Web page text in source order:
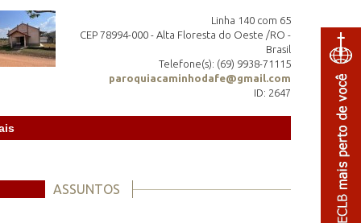
Linha 140 com 65
CEP 78994-000 - Alta Floresta do Oeste /RO -
Brasil
Telefone(s): (69) 9938-71115
paroquiacaminhodafe@gmail.com
ID: 2647
ASSUNTOS